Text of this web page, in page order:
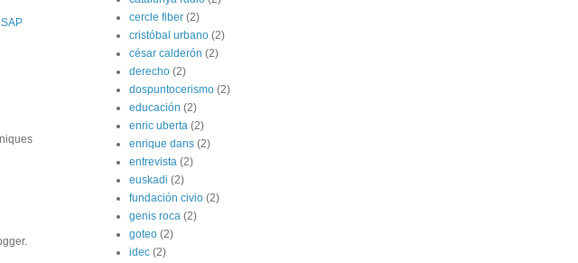
cercle fiber (2)
cristóbal urbano (2)
césar calderón (2)
derecho (2)
dospuntocerismo (2)
educación (2)
enric uberta (2)
enrique dans (2)
entrevista (2)
euskadi (2)
fundación civio (2)
genis roca (2)
goteo (2)
idec (2)